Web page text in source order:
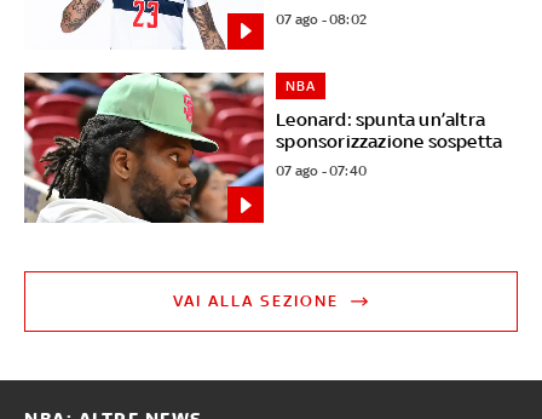
07 ago - 08:02
Leonard: spunta un’altra
sponsorizzazione sospetta
NBA
07 ago - 07:40
VAI ALLA SEZIONE